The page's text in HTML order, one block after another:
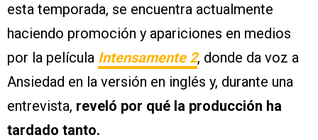
esta temporada, se encuentra actualmente
haciendo promoción y apariciones en medios
por la película Intensamente 2, donde da voz a
Ansiedad en la versión en inglés y, durante una
entrevista, reveló por qué la producción ha
tardado tanto.